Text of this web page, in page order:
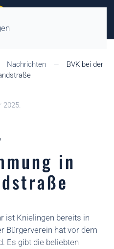
Nachrichten
BVK bei der
2025.
in
ist Knielingen bereits in
Bürgerverein hat vor dem
Es gibt die beliebten